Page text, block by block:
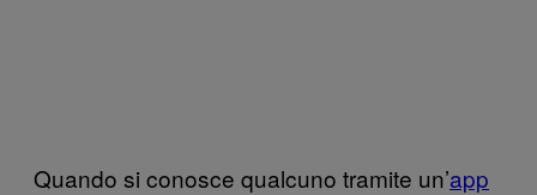
Quando si conosce qualcuno tramite un’app